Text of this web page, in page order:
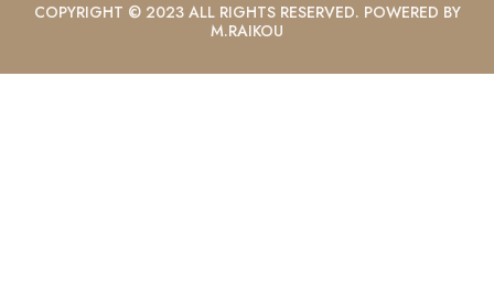
COPYRIGHT © 2023 ALL RIGHTS RESERVED. POWERED BY
M.RAIKOU